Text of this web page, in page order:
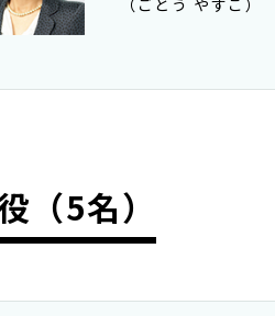
（ごとう やすこ）
（5名）